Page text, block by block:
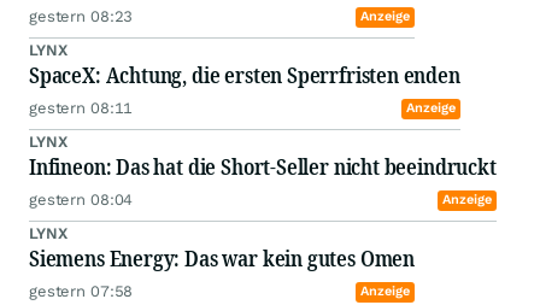
gestern 08:23 Anzeige
LYNX
SpaceX: Achtung, die ersten Sperrfristen enden
gestern 08:11 Anzeige
LYNX
Infineon: Das hat die Short-Seller nicht beeindruckt
gestern 08:04 Anzeige
LYNX
Siemens Energy: Das war kein gutes Omen
gestern 07:58 Anzeige